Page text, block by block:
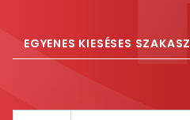
EGYENES KIESÉSES SZAKASZ